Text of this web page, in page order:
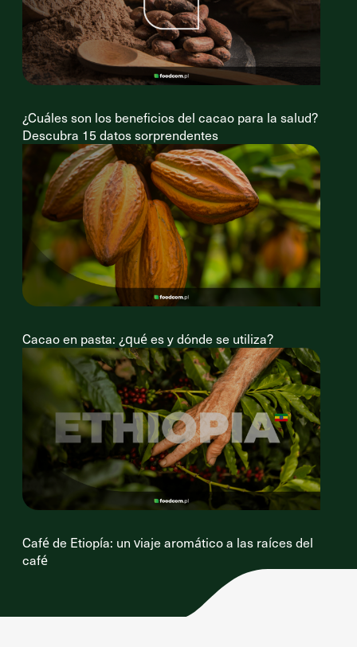
¿Cuáles son los beneficios del cacao para la salud?
Descubra 15 datos sorprendentes
Cacao en pasta: ¿qué es y dónde se utiliza?
Café de Etiopía: un viaje aromático a las raíces del
café